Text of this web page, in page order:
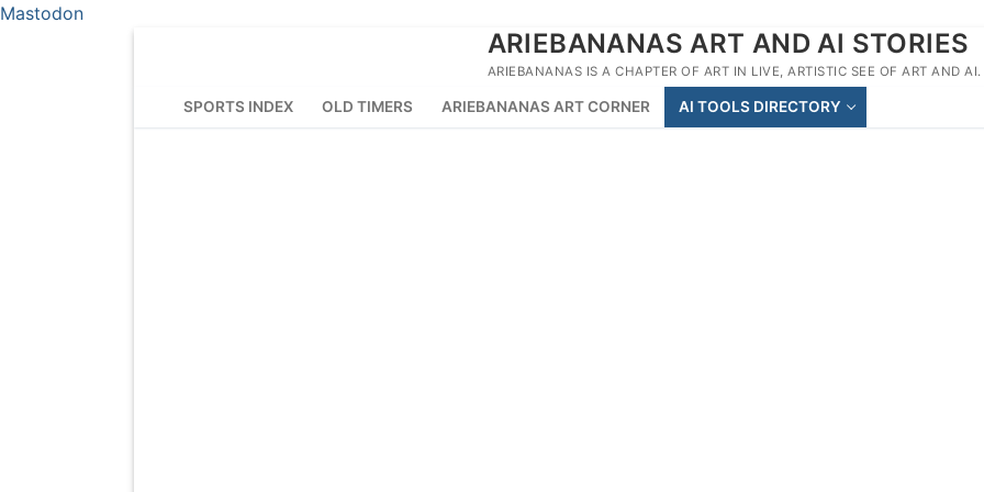
Mastodon
ARIEBANANAS ART AND AI STORIES
ARIEBANANAS IS A CHAPTER OF ART IN LIVE, ARTISTIC SEE OF ART AND AI.
SPORTS INDEX OLD TIMERS ARIEBANANAS ART CORNER AI TOOLS DIRECTORY